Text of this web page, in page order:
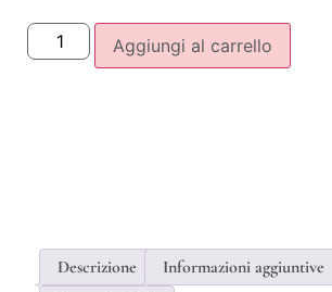
Aggiungi al carrello
Descrizione
Informazioni aggiuntive